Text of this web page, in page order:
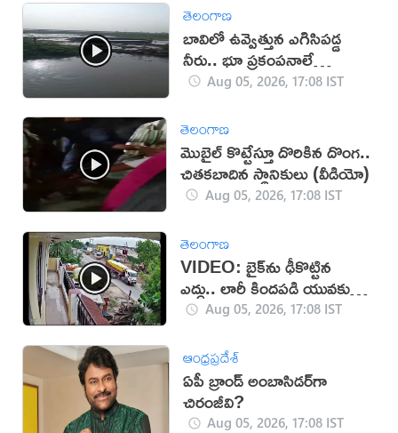
తెలంగాణ
బావిలో ఉవ్వెత్తున ఎగిసిపడ్డ
నీరు.. భూ ప్రకంపనాలే
కారణమా?
Aug 05, 2026, 17:08 IST
తెలంగాణ
మొబైల్ కొట్టేస్తూ దొరికిన దొంగ..
చితకబాదిన స్థానికులు (వీడియో)
Aug 05, 2026, 17:08 IST
తెలంగాణ
VIDEO: బైక్‌ను ఢీకొట్టిన
ఎద్దు.. లారీ కిందపడి యువకుడు
మృతి!Aug 05, 2026, 17:08 IST
ఆంధ్రప్రదేశ్
ఏపీ బ్రాండ్ అంబాసిడర్‌గా
చిరంజీవి?
Aug 05, 2026, 17:08 IST